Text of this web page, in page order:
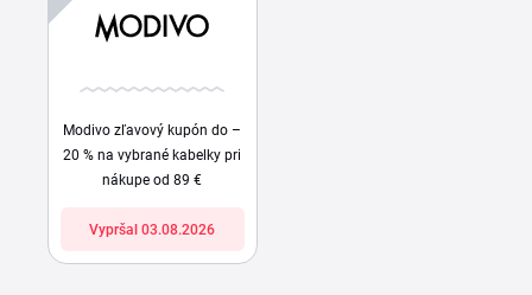
Modivo zľavový kupón do –
20 % na vybrané kabelky pri
nákupe od 89 €
Vypršal 03.08.2026